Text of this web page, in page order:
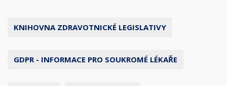
KNIHOVNA ZDRAVOTNICKÉ LEGISLATIVY
GDPR - INFORMACE PRO SOUKROMÉ LÉKAŘE